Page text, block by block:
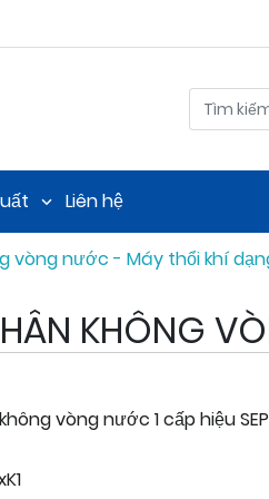
Kỹ ThuậtTìm kiếm
Liên hệ
vòng nước - Máy thổi khí
KHÔNG
vòng nước 1 cấp hiệu